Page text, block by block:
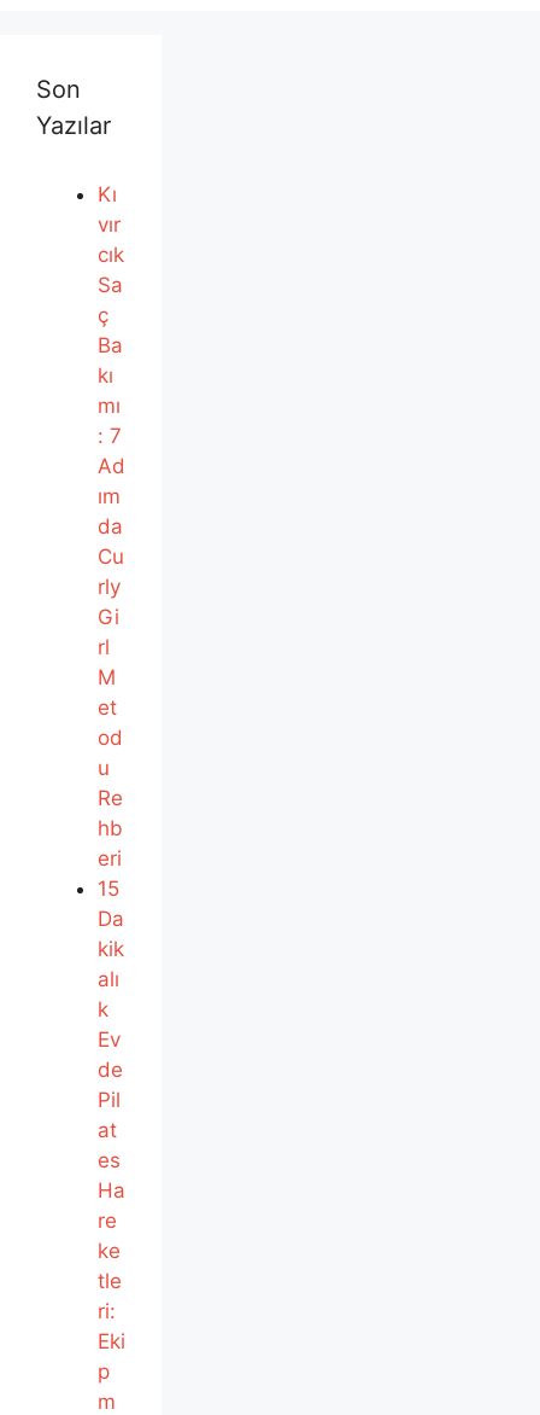
Son
Yazılar
Kı
vır
cık
Sa
ç
Ba
kı
mı
: 7
Ad
ım
da
Cu
rly
Gi
rl
M
et
od
u
Re
hb
eri
15
Da
kik
alı
k
Ev
de
Pil
at
es
Ha
re
ke
tle
ri:
Eki
p
m